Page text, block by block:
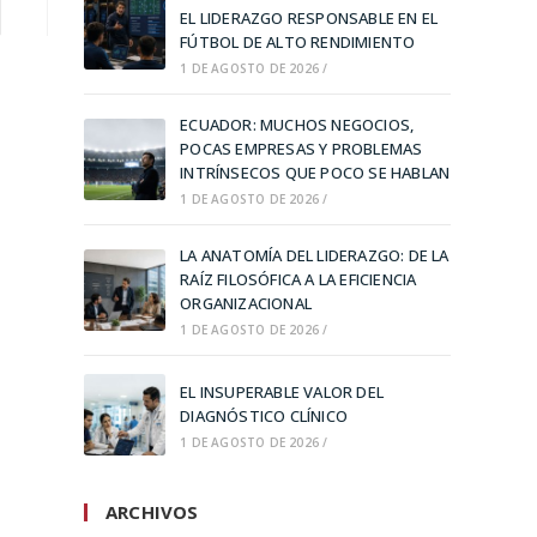
EL LIDERAZGO RESPONSABLE EN EL
FÚTBOL DE ALTO RENDIMIENTO
1 DE AGOSTO DE 2026 /
ECUADOR: MUCHOS NEGOCIOS,
POCAS EMPRESAS Y PROBLEMAS
INTRÍNSECOS QUE POCO SE HABLAN
1 DE AGOSTO DE 2026 /
LA ANATOMÍA DEL LIDERAZGO: DE LA
RAÍZ FILOSÓFICA A LA EFICIENCIA
ORGANIZACIONAL
1 DE AGOSTO DE 2026 /
EL INSUPERABLE VALOR DEL
DIAGNÓSTICO CLÍNICO
1 DE AGOSTO DE 2026 /
ARCHIVOS